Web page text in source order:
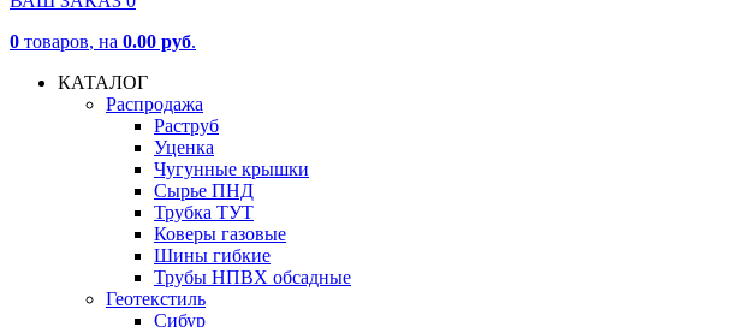
0 товаров, на 0.00 руб.
КАТАЛОГ
Распродажа
Раструб
Уценка
Чугунные крышки
Сырье ПНД
Трубка ТУТ
Коверы газовые
Шины гибкие
Трубы НПВХ обсадные
Геотекстиль
Сибур